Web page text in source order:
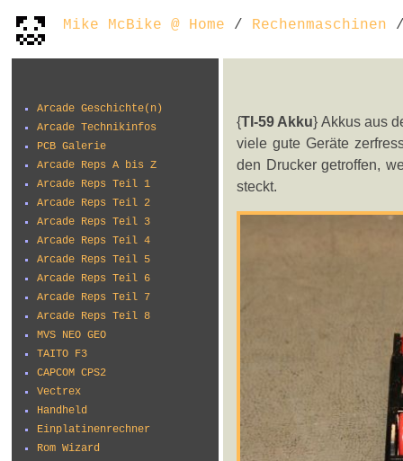
Mike McBike @ Home / Rechenmaschinen /
Arcade Geschichte(n)
Arcade Technikinfos
PCB Galerie
Arcade Reps A bis Z
Arcade Reps Teil 1
Arcade Reps Teil 2
Arcade Reps Teil 3
Arcade Reps Teil 4
Arcade Reps Teil 5
Arcade Reps Teil 6
Arcade Reps Teil 7
Arcade Reps Teil 8
MVS NEO GEO
TAITO F3
CAPCOM CPS2
Vectrex
Handheld
Einplatinenrechner
Rom Wizard
{TI-59 Akku} Akkus aus
viele gute Geräte
den Drucker getroffen,
steckt.